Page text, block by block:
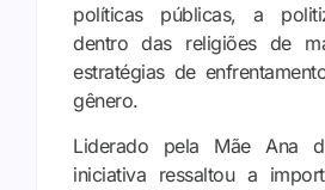
políticas públicas, a
dentro das religiões de
estratégias de
gênero.
Liderado pela Mãe Ana
iniciativa ressaltou a